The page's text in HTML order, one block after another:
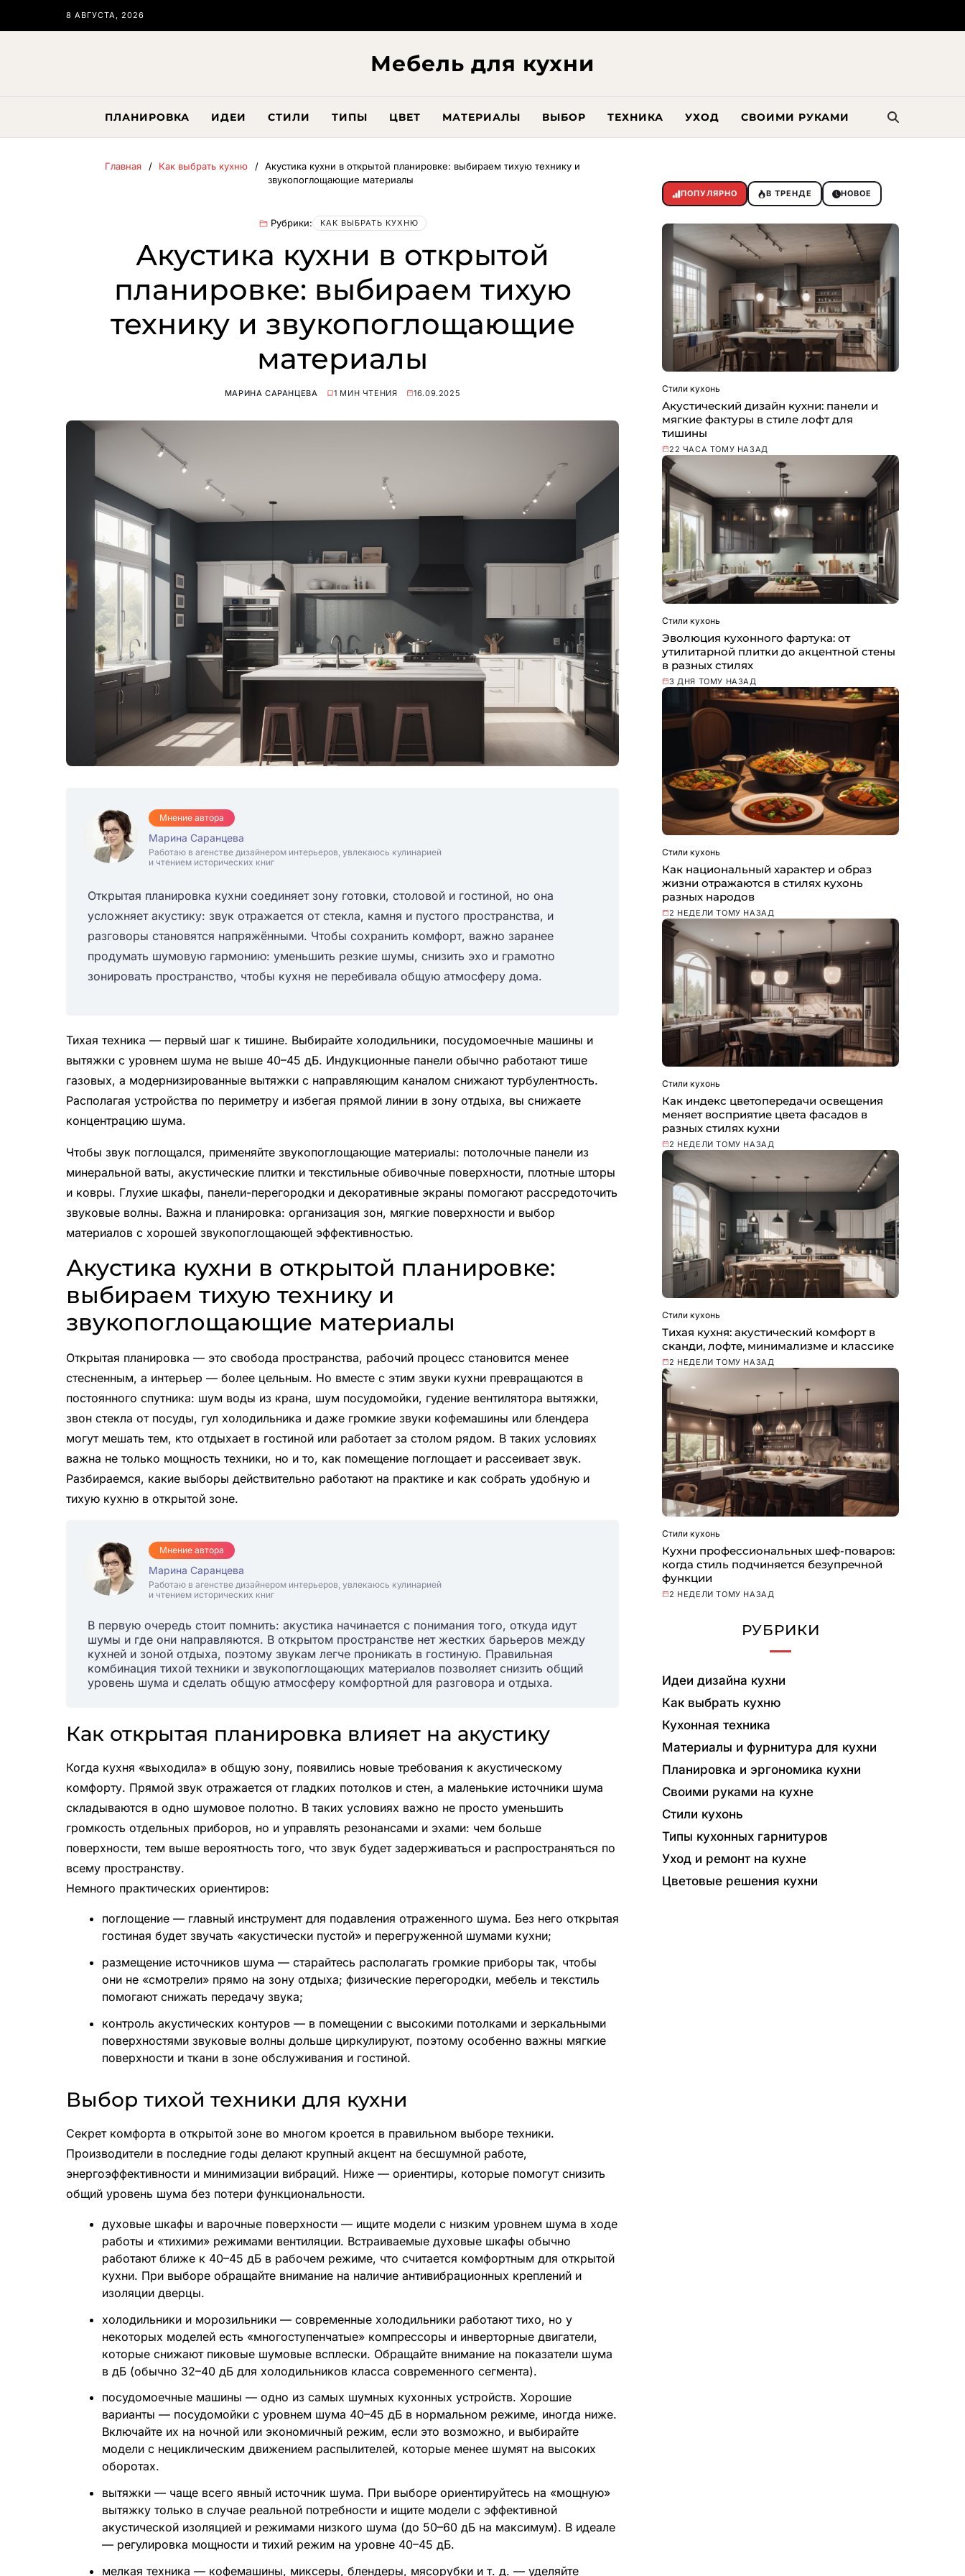
8 АВГУСТА, 2026
Мебель для кухни
ПЛАНИРОВКА ИДЕИ СТИЛИ ТИПЫ ЦВЕТ МАТЕРИАЛЫ ВЫБОР ТЕХНИКА УХОД СВОИМИ РУКАМИ
Главная Как выбрать кухню
Акустика кухни в открытой планировке: выбираем тихую технику и
звукопоглощающие материалы
Рубрики: КАК ВЫБРАТЬ КУХНЮ
Акустика кухни в открытой
планировке: выбираем тихую
технику и звукопоглощающие
материалы
МАРИНА САРАНЦЕВА 1 МИН ЧТЕНИЯ 16.09.2025
Мнение автора
Марина Саранцева
Работаю в агенстве дизайнером интерьеров, увлекаюсь кулинарией
и чтением исторических книг
Открытая планировка кухни соединяет зону готовки, столовой и гостиной, но она
усложняет акустику: звук отражается от стекла, камня и пустого пространства, и
разговоры становятся напряжёнными. Чтобы сохранить комфорт, важно заранее
продумать шумовую гармонию: уменьшить резкие шумы, снизить эхо и грамотно
зонировать пространство, чтобы кухня не перебивала общую атмосферу дома.
Тихая техника — первый шаг к тишине. Выбирайте холодильники, посудомоечные машины и
вытяжки с уровнем шума не выше 40–45 дБ. Индукционные панели обычно работают тише
газовых, а модернизированные вытяжки с направляющим каналом снижают турбулентность.
Располагая устройства по периметру и избегая прямой линии в зону отдыха, вы снижаете
концентрацию шума.
Чтобы звук поглощался, применяйте звукопоглощающие материалы: потолочные панели из
минеральной ваты, акустические плитки и текстильные обивочные поверхности, плотные шторы
и ковры. Глухие шкафы, панели-перегородки и декоративные экраны помогают рассредоточить
звуковые волны. Важна и планировка: организация зон, мягкие поверхности и выбор
материалов с хорошей звукопоглощающей эффективностью.
Акустика кухни в открытой планировке:
выбираем тихую технику и
звукопоглощающие материалы
Открытая планировка — это свобода пространства, рабочий процесс становится менее
стесненным, а интерьер — более цельным. Но вместе с этим звуки кухни превращаются в
постоянного спутника: шум воды из крана, шум посудомойки, гудение вентилятора вытяжки,
звон стекла от посуды, гул холодильника и даже громкие звуки кофемашины или блендера
могут мешать тем, кто отдыхает в гостиной или работает за столом рядом. В таких условиях
важна не только мощность техники, но и то, как помещение поглощает и рассеивает звук.
Разбираемся, какие выборы действительно работают на практике и как собрать удобную и
тихую кухню в открытой зоне.
Мнение автора
Марина Саранцева
Работаю в агенстве дизайнером интерьеров, увлекаюсь кулинарией
и чтением исторических книг
В первую очередь стоит помнить: акустика начинается с понимания того, откуда идут
шумы и где они направляются. В открытом пространстве нет жестких барьеров между
кухней и зоной отдыха, поэтому звукам легче проникать в гостиную. Правильная
комбинация тихой техники и звукопоглощающих материалов позволяет снизить общий
уровень шума и сделать общую атмосферу комфортной для разговора и отдыха.
Как открытая планировка влияет на акустику
Когда кухня «выходила» в общую зону, появились новые требования к акустическому
комфорту. Прямой звук отражается от гладких потолков и стен, а маленькие источники шума
складываются в одно шумовое полотно. В таких условиях важно не просто уменьшить
громкость отдельных приборов, но и управлять резонансами и эхами: чем больше
поверхности, тем выше вероятность того, что звук будет задерживаться и распространяться по
всему пространству.
Немного практических ориентиров:
поглощение — главный инструмент для подавления отраженного шума. Без него открытая
гостиная будет звучать «акустически пустой» и перегруженной шумами кухни;
размещение источников шума — старайтесь располагать громкие приборы так, чтобы
они не «смотрели» прямо на зону отдыха; физические перегородки, мебель и текстиль
помогают снижать передачу звука;
контроль акустических контуров — в помещении с высокими потолками и зеркальными
поверхностями звуковые волны дольше циркулируют, поэтому особенно важны мягкие
поверхности и ткани в зоне обслуживания и гостиной.
Выбор тихой техники для кухни
Секрет комфорта в открытой зоне во многом кроется в правильном выборе техники.
Производители в последние годы делают крупный акцент на бесшумной работе,
энергоэффективности и минимизации вибраций. Ниже — ориентиры, которые помогут снизить
общий уровень шума без потери функциональности.
духовые шкафы и варочные поверхности — ищите модели с низким уровнем шума в ходе
работы и «тихими» режимами вентиляции. Встраиваемые духовые шкафы обычно
работают ближе к 40–45 дБ в рабочем режиме, что считается комфортным для открытой
кухни. При выборе обращайте внимание на наличие антивибрационных креплений и
изоляции дверцы.
холодильники и морозильники — современные холодильники работают тихо, но у
некоторых моделей есть «многоступенчатые» компрессоры и инверторные двигатели,
которые снижают пиковые шумовые всплески. Обращайте внимание на показатели шума
в дБ (обычно 32–40 дБ для холодильников класса современного сегмента).
посудомоечные машины — одно из самых шумных кухонных устройств. Хорошие
варианты — посудомойки с уровнем шума 40–45 дБ в нормальном режиме, иногда ниже.
Включайте их на ночной или экономичный режим, если это возможно, и выбирайте
модели с нециклическим движением распылителей, которые менее шумят на высоких
оборотах.
вытяжки — чаще всего явный источник шума. При выборе ориентируйтесь на «мощную»
вытяжку только в случае реальной потребности и ищите модели с эффективной
акустической изоляцией и режимами низкого шума (до 50–60 дБ на максимум). В идеале
— регулировка мощности и тихий режим на уровне 40–45 дБ.
мелкая техника — кофемашины, миксеры, блендеры, мясорубки и т. д. — уделяйте
ПОПУЛЯРНО В ТРЕНДЕ НОВОЕ
Стили кухонь
Акустический дизайн кухни: панели и
мягкие фактуры в стиле лофт для
тишины
22 ЧАСА ТОМУ НАЗАД
Стили кухонь
Эволюция кухонного фартука: от
утилитарной плитки до акцентной стены
в разных стилях
3 ДНЯ ТОМУ НАЗАД
Стили кухонь
Как национальный характер и образ
жизни отражаются в стилях кухонь
разных народов
2 НЕДЕЛИ ТОМУ НАЗАД
Стили кухонь
Как индекс цветопередачи освещения
меняет восприятие цвета фасадов в
разных стилях кухни
2 НЕДЕЛИ ТОМУ НАЗАД
Стили кухонь
Тихая кухня: акустический комфорт в
сканди, лофте, минимализме и классике
2 НЕДЕЛИ ТОМУ НАЗАД
Стили кухонь
Кухни профессиональных шеф-поваров:
когда стиль подчиняется безупречной
функции
2 НЕДЕЛИ ТОМУ НАЗАД
РУБРИКИ
Идеи дизайна кухни
Как выбрать кухню
Кухонная техника
Материалы и фурнитура для кухни
Планировка и эргономика кухни
Своими руками на кухне
Стили кухонь
Типы кухонных гарнитуров
Уход и ремонт на кухне
Цветовые решения кухни